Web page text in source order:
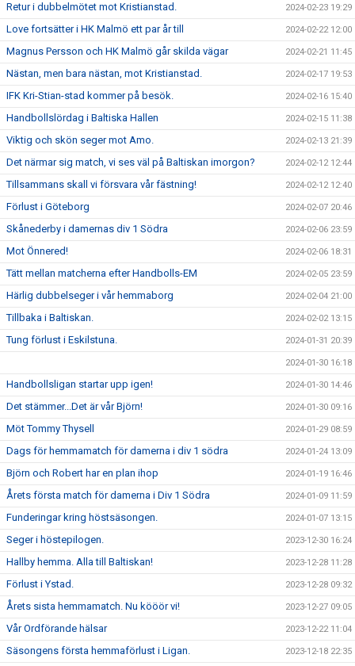
Retur i dubbelmötet mot Kristianstad. 2024-02-23 19:29
Love fortsätter i HK Malmö ett par år till 2024-02-22 12:00
Magnus Persson och HK Malmö går skilda vägar 2024-02-21 11:45
Nästan, men bara nästan, mot Kristianstad. 2024-02-17 19:53
IFK Kri-Stian-stad kommer på besök. 2024-02-16 15:40
Handbollslördag i Baltiska Hallen 2024-02-15 11:38
Viktig och skön seger mot Amo. 2024-02-13 21:39
Det närmar sig match, vi ses väl på Baltiskan imorgon? 2024-02-12 12:44
Tillsammans skall vi försvara vår fästning! 2024-02-12 12:40
Förlust i Göteborg 2024-02-07 20:46
Skånederby i damernas div 1 Södra 2024-02-06 23:59
Mot Önnered! 2024-02-06 18:31
Tätt mellan matcherna efter Handbolls-EM 2024-02-05 23:59
Härlig dubbelseger i vår hemmaborg 2024-02-04 21:00
Tillbaka i Baltiskan. 2024-02-02 13:15
Tung förlust i Eskilstuna. 2024-01-31 20:39
2024-01-30 16:18
Handbollsligan startar upp igen! 2024-01-30 14:46
Det stämmer...Det är vår Björn! 2024-01-30 09:16
Möt Tommy Thysell 2024-01-29 08:59
Dags för hemmamatch för damerna i div 1 södra 2024-01-24 13:09
Björn och Robert har en plan ihop 2024-01-19 16:46
Årets första match för damerna i Div 1 Södra 2024-01-09 11:59
Funderingar kring höstsäsongen. 2024-01-07 13:15
Seger i höstepilogen. 2023-12-30 16:24
Hallby hemma. Alla till Baltiskan! 2023-12-28 11:28
Förlust i Ystad. 2023-12-28 09:32
Årets sista hemmamatch. Nu kööör vi! 2023-12-27 09:05
Vår Ordförande hälsar 2023-12-22 11:04
Säsongens första hemmaförlust i Ligan. 2023-12-18 22:35